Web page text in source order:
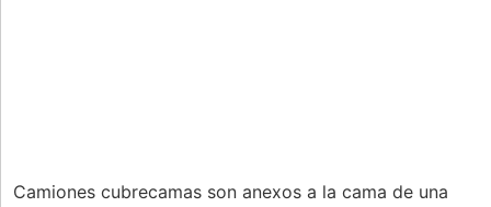
Camiones cubrecamas son anexos a la cama de una